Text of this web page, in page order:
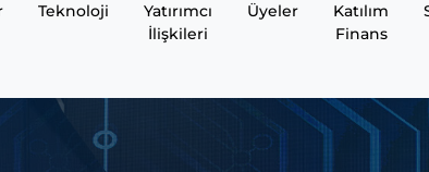
Teknoloji
Yatırımcı
İlişkileri
Üyeler
Katılım
Finans